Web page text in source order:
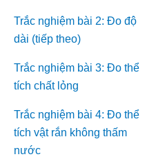
Trắc nghiệm bài 2: Đo độ
dài (tiếp theo)
Trắc nghiệm bài 3: Đo thể
tích chất lỏng
Trắc nghiệm bài 4: Đo thể
tích vật rắn không thấm
nước